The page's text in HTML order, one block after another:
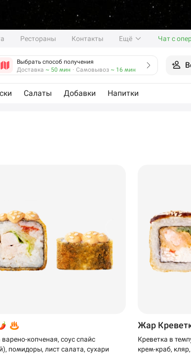
Рестораны Контакты Ещё Чат с
Выбрать способ получения
Доставка ~ 50 мин · Самовывоз ~ 16 мин
Салаты Добавки Напитки
копченая, соус спайс
помидоры, лист салата, сухари
Жар
Креветка в
крем-краб,